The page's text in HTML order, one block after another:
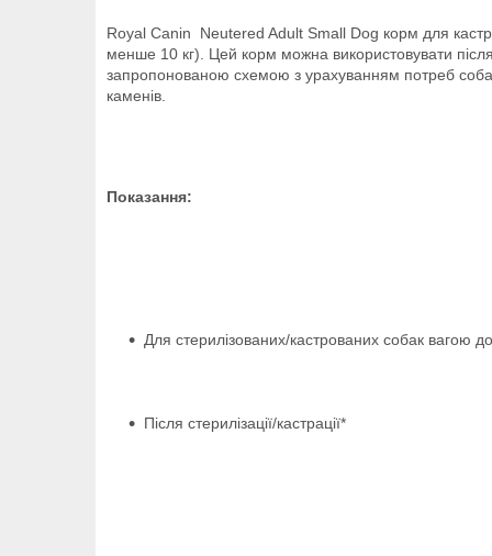
Royal Canin Neutered Adult Small Dog корм для
менше 10 кг). Цей корм можна використовувати після
запропонованою схемою з урахуванням потреб
каменів.
Показання:
Для стерилізованих/кастрованих собак вагою
Після стерилізації/кастрації*